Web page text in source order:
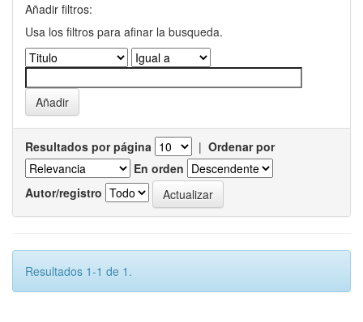
Añadir filtros:
Usa los filtros para afinar la busqueda.
Resultados por página | Ordenar por
En orden
Autor/registro
Resultados 1-1 de 1.